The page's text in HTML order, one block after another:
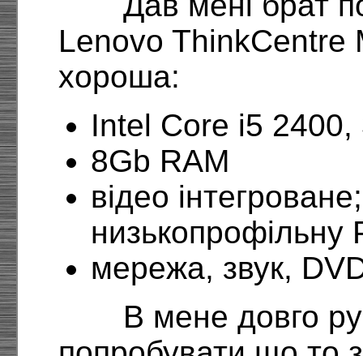
Lenovo ThinkCentre
хороша:
Intel Core i5 2400,
8Gb RAM
відео
низькопрофільну
мережа, звук,
В мене довго